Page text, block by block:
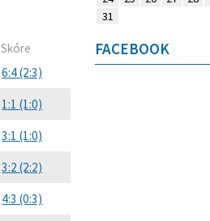
Skóre
6:4 (2:3)
1:1 (1:0)
3:1 (1:0)
3:2 (2:2)
4:3 (0:3)
31
FACEBOOK